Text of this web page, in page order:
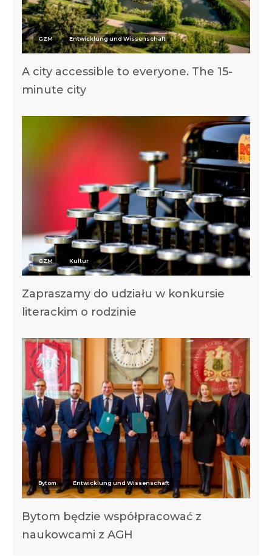
GZM Entwicklung und Wissenschaft
A city accessible to everyone. The 15-
minute city
GZM Kultur
Zapraszamy do udziału w konkursie
literackim o rodzinie
Bytom Entwicklung und Wissenschaft
Bytom będzie współpracować z
naukowcami z AGH